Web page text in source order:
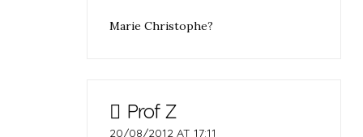
Marie Christophe?
Prof Z
20/08/2012 AT 17:11